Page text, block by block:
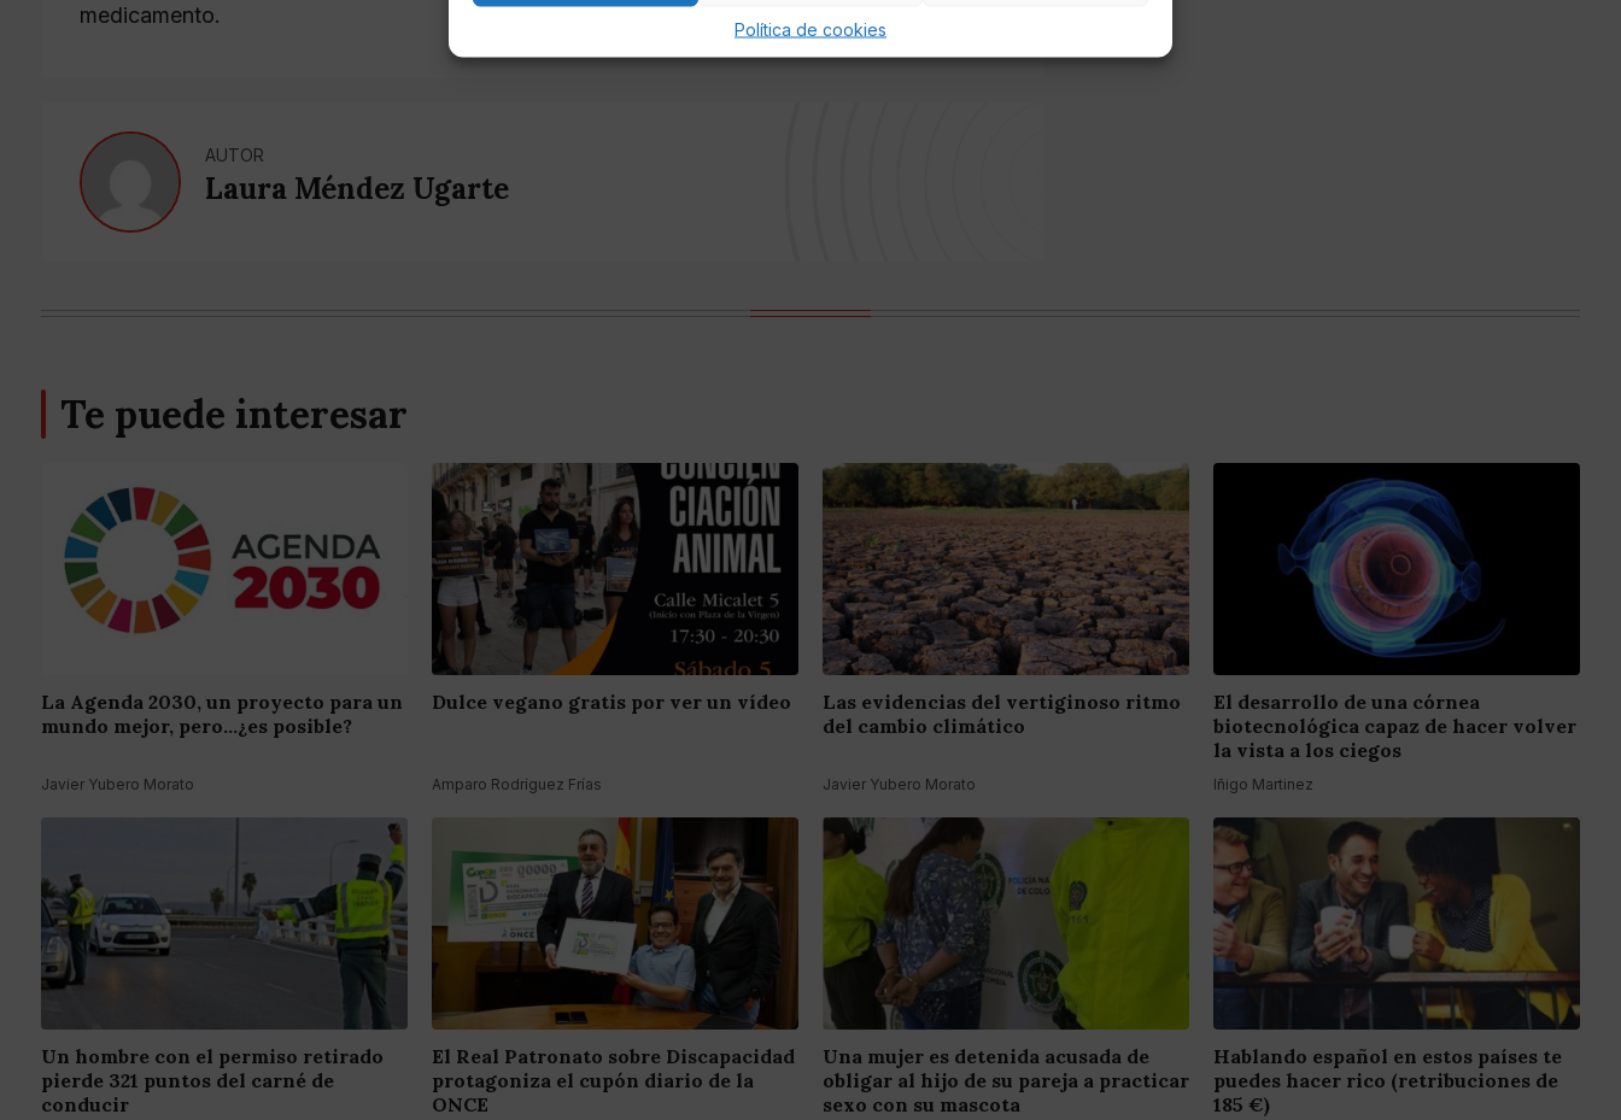
Política de cookies
medicamento.
AUTOR
Laura Méndez Ugarte
Te puede interesar
La Agenda 2030, un proyecto para un
mundo mejor, pero...¿es posible?
Javier Yubero Morato
Dulce vegano gratis por ver un vídeo
Amparo Rodríguez Frías
Las evidencias del vertiginoso ritmo
del cambio climático
Javier Yubero Morato
El desarrollo de una córnea
biotecnológica capaz de hacer volver
la vista a los ciegos
Iñigo Martinez
Un hombre con el permiso retirado
pierde 321 puntos del carné de
conducir
El Real Patronato sobre Discapacidad
protagoniza el cupón diario de la
ONCE
Una mujer es detenida acusada de
obligar al hijo de su pareja a practicar
sexo con su mascota
Hablando español en estos países te
puedes hacer rico (retribuciones de
185 €)